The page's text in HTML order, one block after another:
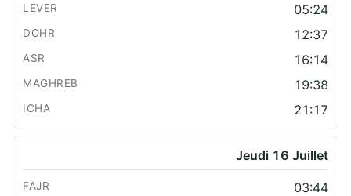
05:24
12:37
16:14
19:38
21:17
Jeudi 16 Juillet
03:44